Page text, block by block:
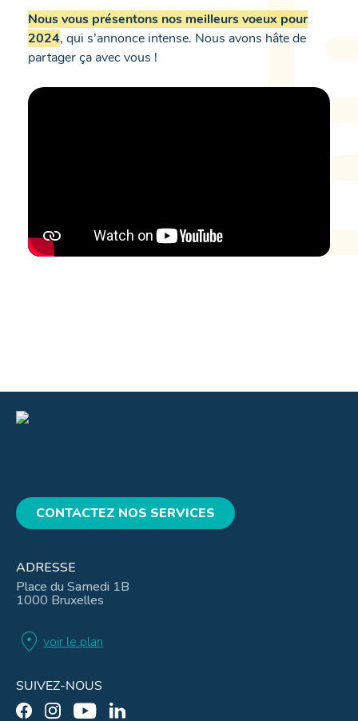
Nous vous présentons nos meilleurs voeux pour
2024, qui s’annonce intense. Nous avons hâte de
partager ça avec vous !
CONTACTEZ NOS SERVICES
ADRESSE
Place du Samedi 1B
1000 Bruxelles
location_on voir le plan
SUIVEZ-NOUS